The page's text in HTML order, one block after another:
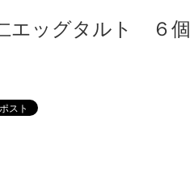
エッグタルト ６個